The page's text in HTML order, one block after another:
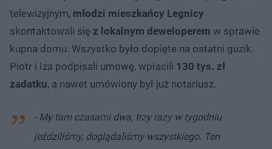
telewizyjnym, młodzi mieszkańcy Legnicy
skontaktowali się z lokalnym deweloperem w sprawie
kupna domu. Wszystko było dopięte na ostatni guzik.
Piotr i Iza podpisali umowę, wpłacili 130 tys. zł
zadatku, a nawet umówiony był już notariusz.
- My tam czasami dwa, trzy razy w tygodniu
jeździliśmy, doglądaliśmy wszystkiego. Ten